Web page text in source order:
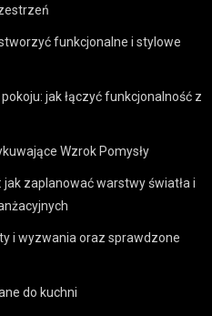
funkcjonalne i stylowe
jak łączyć funkcjonalność z
Wzrok Pomysły
zaplanować warstwy światła i
i wyzwania oraz sprawdzone
do kuchni